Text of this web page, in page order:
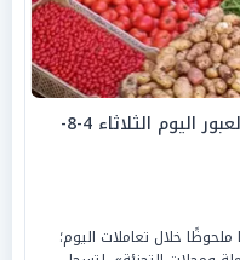
أسعار الخضروات والفاكهة بسوق العبور اليوم الثلاثاء 4-8-
خلال تعاملات اليوم؛